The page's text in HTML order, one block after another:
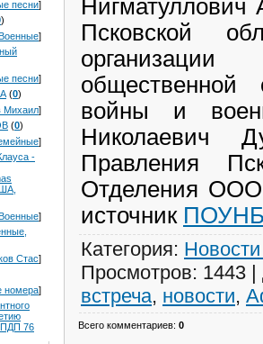
песни]
)
]
песни]
(0)
Михаил]
(0)
]
-
]
Стас]
номера]
76
Нигматуллович
Псковской
общественной
войны и
Николаевич
Правления
Отделения
источник
Категория:
Просмотров: 1443 |
встреча, новости,
Всего комментариев: 0